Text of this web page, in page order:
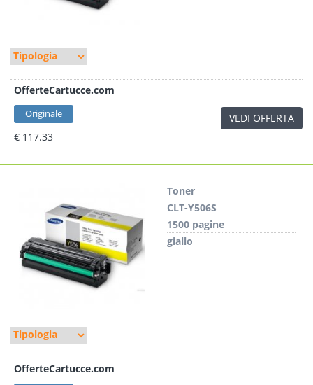
OfferteCartucce.com
Originale
€ 117.33
VEDI OFFERTA
Toner
CLT-Y506S
1500 pagine
giallo
OfferteCartucce.com